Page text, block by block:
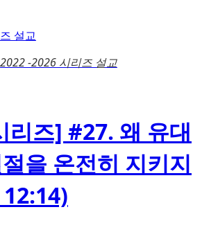
설교
2022 -2026 시리즈 설교
리즈] #27. 왜 유대
을 온전히 지키지